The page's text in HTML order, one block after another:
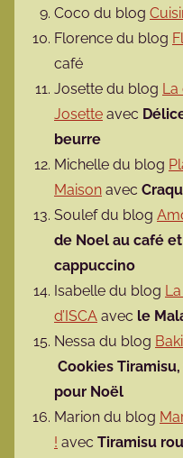
Coco du blog
Florence du blog
café
Josette du blog La
Josette avec
beurre
Michelle du blog
Maison avec
Soulef du blog
de Noel au café
cappuccino
Isabelle du blog
d’ISCA avec le
Nessa du blog
Cookies
pour Noël
Marion du blog
! avec Tiramisu